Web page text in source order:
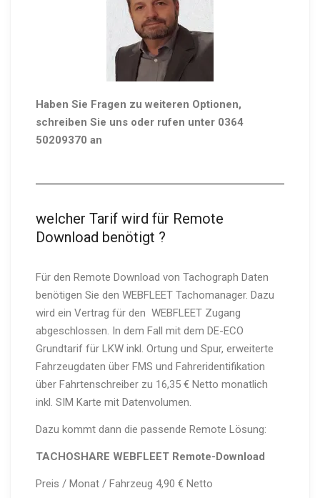
Haben Sie Fragen zu weiteren Optionen,
schreiben Sie uns oder rufen unter 0364
50209370 an
welcher Tarif wird für Remote
Download benötigt ?
Für den Remote Download von Tachograph Daten
benötigen Sie den WEBFLEET Tachomanager. Dazu
wird ein Vertrag für den WEBFLEET Zugang
abgeschlossen. In dem Fall mit dem DE-ECO
Grundtarif für LKW inkl. Ortung und Spur, erweiterte
Fahrzeugdaten über FMS und Fahreridentifikation
über Fahrtenschreiber zu 16,35 € Netto monatlich
inkl. SIM Karte mit Datenvolumen.
Dazu kommt dann die passende Remote Lösung:
TACHOSHARE WEBFLEET Remote-Download
Preis / Monat / Fahrzeug 4,90 € Netto